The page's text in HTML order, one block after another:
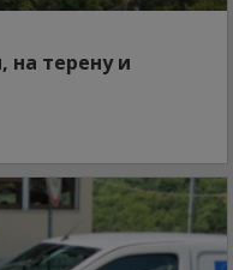
на терену и